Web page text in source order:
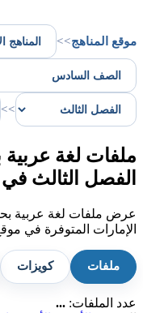
موقع المناهج>>
>>
ملفات لغة
الفصل الثالث في
عرض ملفات لغة عربية
الإمارات المتوفرة في
ملفات كويزات
عدد الملفات: ...